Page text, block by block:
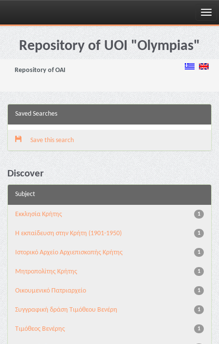
Skip
navigationRepository of UOI "Olympias"
Repository of OAI
Saved Searches
Save this search
Discover
Subject
1
Εκκλησία Κρήτης
1
Η εκπαίδευση στην Κρήτη (1901-1950)
1
Ιστορικό Αρχείο Αρχιεπισκοπής Κρήτης
1
Μητροπολίτης Κρήτης
1
Οικουμενικό Πατριαρχείο
1
Συγγραφική δράση Τιμόθεου Βενέρη
1
Τιμόθεος Βενέρης